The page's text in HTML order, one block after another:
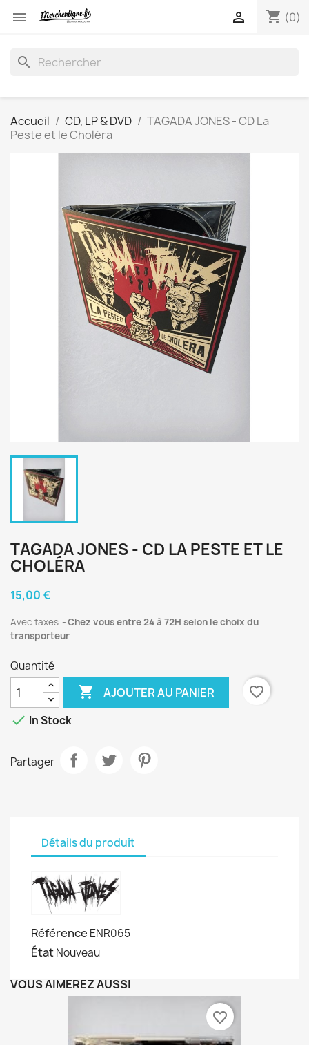
 shopping_cart (0)

search
Accueil CD, LP & DVD
TAGADA JONES - CD La
Peste et le Choléra
TAGADA JONES - CD LA PESTE ET LE
CHOLÉRA
15,00 €
Avec taxes
Chez vous entre 24 à 72H selon le choix du
transporteur
Quantité
 AJOUTER AU PANIER
favorite_border
 In Stock
Partager
Détails du produit
Référence ENR065
ÉtatNouveau
VOUS AIMEREZ AUSSI
favorite_border